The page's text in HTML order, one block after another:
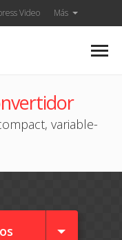
Video Más
variable-